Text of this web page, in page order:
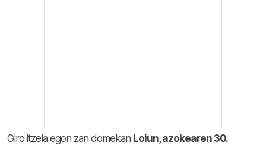
Giro itzela egon zan domekan Loiun, azokearen 30.